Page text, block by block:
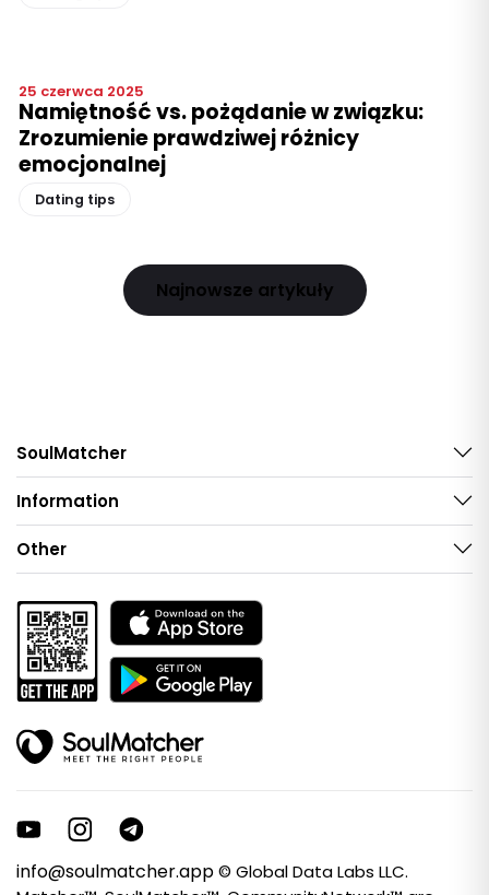
25 czerwca 2025
Namiętność vs. pożądanie w związku:
Zrozumienie prawdziwej różnicy
emocjonalnej
Dating tips
Najnowsze artykuły
SoulMatcher
Information
Other
info@soulmatcher.app© Global Data Labs LLC.